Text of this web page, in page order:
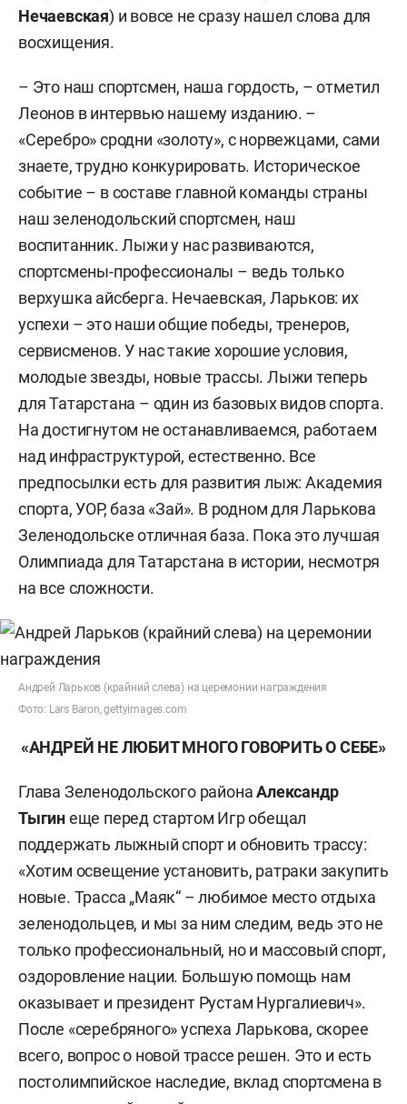
Нечаевская) и вовсе не сразу нашел слова для
восхищения.
– Это наш спортсмен, наша гордость, – отметил
Леонов в интервью нашему изданию. –
«Серебро» сродни «золоту», с норвежцами, сами
знаете, трудно конкурировать. Историческое
событие – в составе главной команды страны
наш зеленодольский спортсмен, наш
воспитанник. Лыжи у нас развиваются,
спортсмены-профессионалы – ведь только
верхушка айсберга. Нечаевская, Ларьков: их
успехи – это наши общие победы, тренеров,
сервисменов. У нас такие хорошие условия,
молодые звезды, новые трассы. Лыжи теперь
для Татарстана – один из базовых видов спорта.
На достигнутом не останавливаемся, работаем
над инфраструктурой, естественно. Все
предпосылки есть для развития лыж: Академия
спорта, УОР, база «Зай». В родном для Ларькова
Зеленодольске отличная база. Пока это лучшая
Олимпиада для Татарстана в истории, несмотря
на все сложности.
Андрей Ларьков (крайний слева) на церемонии награждения
Фото: Lars Baron, gettyimages.com
«АНДРЕЙ НЕ ЛЮБИТ МНОГО ГОВОРИТЬ О СЕБЕ»
Глава Зеленодольского районаАлександр
Тыгинеще перед стартом Игр обещал
поддержать лыжный спорт и обновить трассу:
«Хотим освещение установить, ратраки закупить
новые. Трасса „Маяк“ – любимое место отдыха
зеленодольцев, и мы за ним следим, ведь это не
только профессиональный, но и массовый спорт,
оздоровление нации. Большую помощь нам
оказывает и президент Рустам Нургалиевич».
После «серебряного» успеха Ларькова, скорее
всего, вопрос о новой трассе решен. Это и есть
постолимпийское наследие, вклад спортсмена в